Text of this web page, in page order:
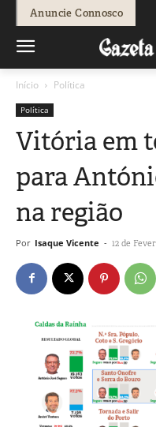
Anuncie Connosco
Início Política
Política
Vitória em
para
na região
Por Isaque Vicente - 12 de